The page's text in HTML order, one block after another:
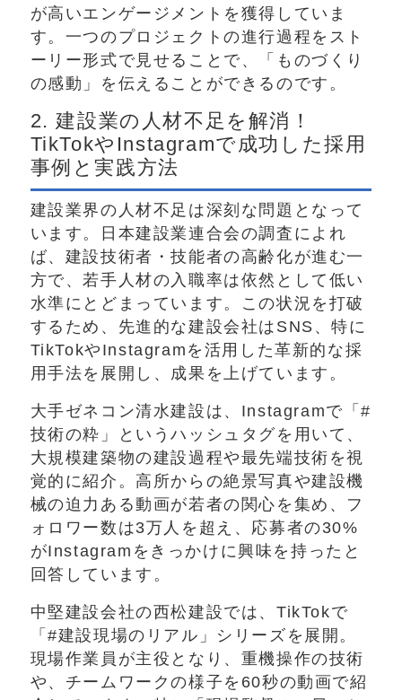
が高いエンゲージメントを獲得していま
す。一つのプロジェクトの進行過程をスト
ーリー形式で見せることで、「ものづくり
の感動」を伝えることができるのです。
2. 建設業の人材不足を解消！
TikTokやInstagramで成功した採用
事例と実践方法
建設業界の人材不足は深刻な問題となって
います。日本建設業連合会の調査によれ
ば、建設技術者・技能者の高齢化が進む一
方で、若手人材の入職率は依然として低い
水準にとどまっています。この状況を打破
するため、先進的な建設会社はSNS、特に
TikTokやInstagramを活用した革新的な採
用手法を展開し、成果を上げています。
大手ゼネコン清水建設は、Instagramで「#
技術の粋」というハッシュタグを用いて、
大規模建築物の建設過程や最先端技術を視
覚的に紹介。高所からの絶景写真や建設機
械の迫力ある動画が若者の関心を集め、フ
ォロワー数は3万人を超え、応募者の30%
がInstagramをきっかけに興味を持ったと
回答しています。
中堅建設会社の西松建設では、TikTokで
「#建設現場のリアル」シリーズを展開。
現場作業員が主役となり、重機操作の技術
や、チームワークの様子を60秒の動画で紹